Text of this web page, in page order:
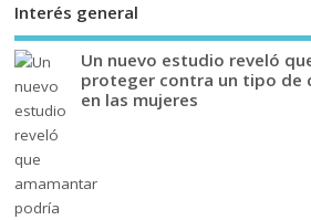
Interés general
Un nuevo estudio reveló
proteger contra un tipo de
en las mujeres